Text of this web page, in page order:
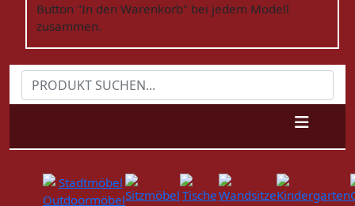
Button "In den Warenkorb" bei jedem Modell
zusammen.